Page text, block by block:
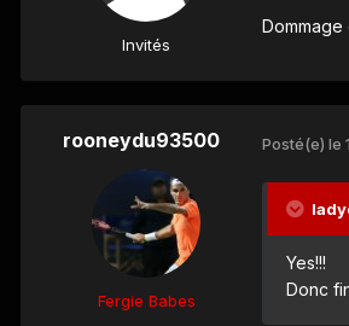
Invités
rooneydu93500
Fergie Babes
Posté(e) le
Yes!!!
Donc